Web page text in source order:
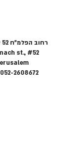
רחוב הפלמ"ח 52 ירושלים
st.,
052-2608672